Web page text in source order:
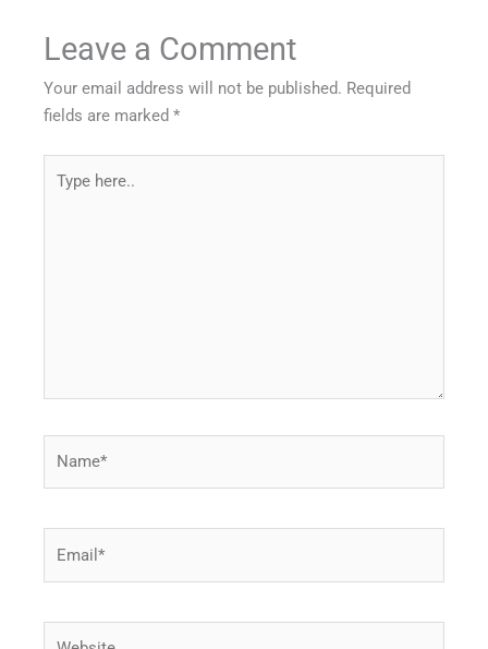
Leave a Comment
Your email address will not be published. Required
fields are marked*
here..